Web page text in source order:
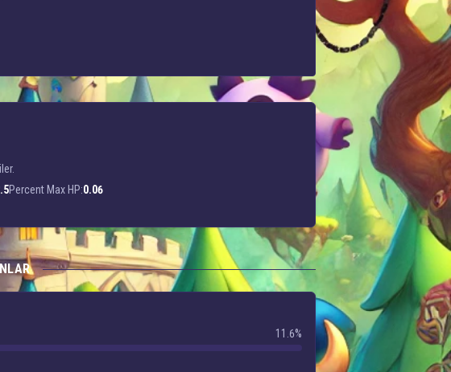
Percent Max HP:0.06
11.6%